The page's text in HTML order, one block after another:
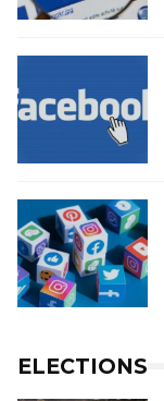
ELECTIONS